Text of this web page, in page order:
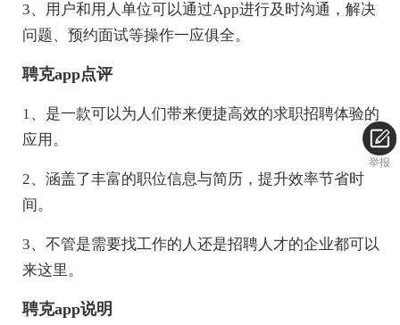
3、用户和用人单位可以通过App进行及时沟通，解决
问题、预约面试等操作一应俱全。
聘克app点评
1、是一款可以为人们带来便捷高效的求职招聘体验的
应用。
2、涵盖了丰富的职位信息与简历，提升效率节省时
间。
3、不管是需要找工作的人还是招聘人才的企业都可以
来这里。
聘克app说明
举报